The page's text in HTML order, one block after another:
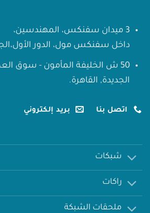
3 ميدان سفنكس، المهندسين،
داخل سفنكس مول، الدور
50 ش الخليفة المأمون - سوق
الجديدة, القاهرة.
اتصل بنا بريد إلكتروني
شبكات
راكات
ملحقات الشبكة